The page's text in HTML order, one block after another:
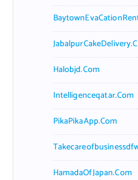
Halobjd.com
Intelligenceqatar.com
PikaPikaApp.com
HamadaOfJapan.com